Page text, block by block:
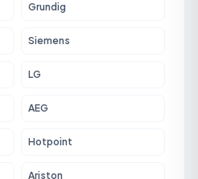
Grundig
Siemens
LG
AEG
Hotpoint
Ariston